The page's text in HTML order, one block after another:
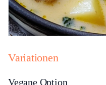
Variationen
Vegane Option